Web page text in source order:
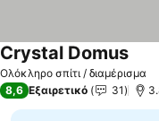
Ολόκληρο σπίτι / διαμέρισμα
Crystal Domus
8,6 Εξαιρετικό 31